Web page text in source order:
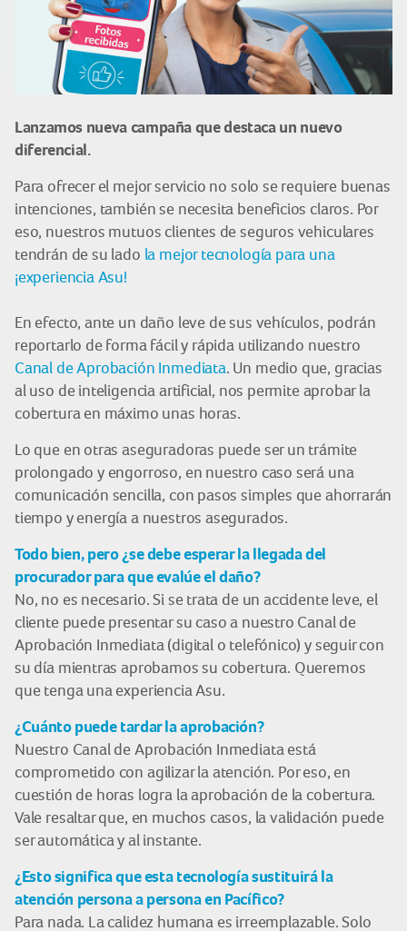
Lanzamos nueva campaña que destaca un nuevo
diferencial.
Para ofrecer el mejor servicio no solo se requiere buenas
intenciones, también se necesita beneficios claros. Por
eso, nuestros mutuos clientes de seguros vehiculares
tendrán de su lado la mejor tecnología para una
¡experiencia Asu!
En efecto, ante un daño leve de sus vehículos, podrán
reportarlo de forma fácil y rápida utilizando nuestro
Canal de Aprobación Inmediata. Un medio que, gracias
al uso de inteligencia artificial, nos permite aprobar la
cobertura en máximo unas horas.
Lo que en otras aseguradoras puede ser un trámite
prolongado y engorroso, en nuestro caso será una
comunicación sencilla, con pasos simples que ahorrarán
tiempo y energía a nuestros asegurados.
Todo bien, pero ¿se debe esperar la llegada del
procurador para que evalúe el daño?
No, no es necesario. Si se trata de un accidente leve, el
cliente puede presentar su caso a nuestro Canal de
Aprobación Inmediata (digital o telefónico) y seguir con
su día mientras aprobamos su cobertura. Queremos
que tenga una experiencia Asu.
¿Cuánto puede tardar la aprobación?
Nuestro Canal de Aprobación Inmediata está
comprometido con agilizar la atención. Por eso, en
cuestión de horas logra la aprobación de la cobertura.
Vale resaltar que, en muchos casos, la validación puede
ser automática y al instante.
¿Esto significa que esta tecnología sustituirá la
atención persona a persona en Pacífico?
Para nada. La calidez humana es irreemplazable. Solo